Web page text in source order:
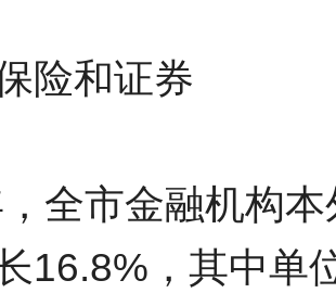
险和证券
全市金融机构
16.8%，其中单